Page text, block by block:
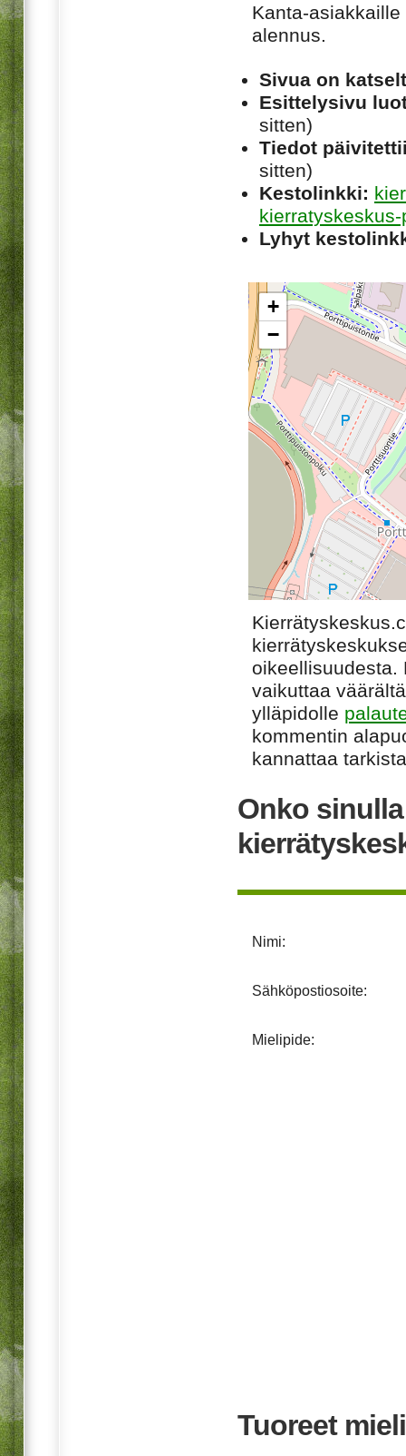
Kanta-
alennus.
Sivua on
Esittelysivu
sitten)
Tiedot
sitten)
Kestolinkki:
Lyhyt
+
−
oikeellisuudesta.
vaikuttaa
ylläpidolle
kommentin
kannattaa
Onko
Nimi:
Sähköpostiosoite:
Mielipide:
Tuoreet